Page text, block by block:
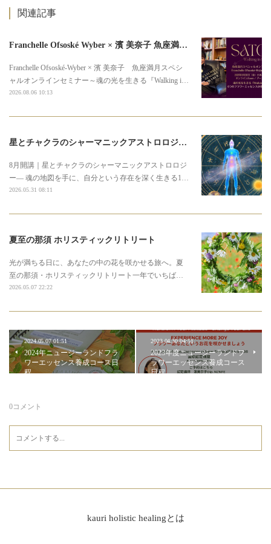
関連記事
Franchelle Ofsoské Wyber × 濱 美奈子 魚座満月スペシャルオンラインセミナー
Franchelle Ofsoské-Wyber × 濱 美奈子 魚座満月スペシ
ャルオンラインセミナー～魂の光を生きる『Walking i…
2026.08.06 10:13
星とチャクラのシャーマニックアストロロジー3期募集のお知らせ
8月開講｜星とチャクラのシャーマニックアストロロジ
ー― 魂の地図を手に、自分という存在を深く生きる1…
2026.05.31 08:11
夏至の那須 ホリスティックリトリート
光が満ちる日に、あなたの中の花を咲かせる旅へ。夏
至の那須・ホリスティックリトリート一年でいちば…
2026.05.07 22:22
2024.05.07 01:51
2024年ニュージーランドフラ
ワーエッセンス養成コース日
程
2023.04.30 04:51
2023年度ニュージーランドフ
ラワーエッセンス養成コース
日程
0コメント
kauri holistic healingとは